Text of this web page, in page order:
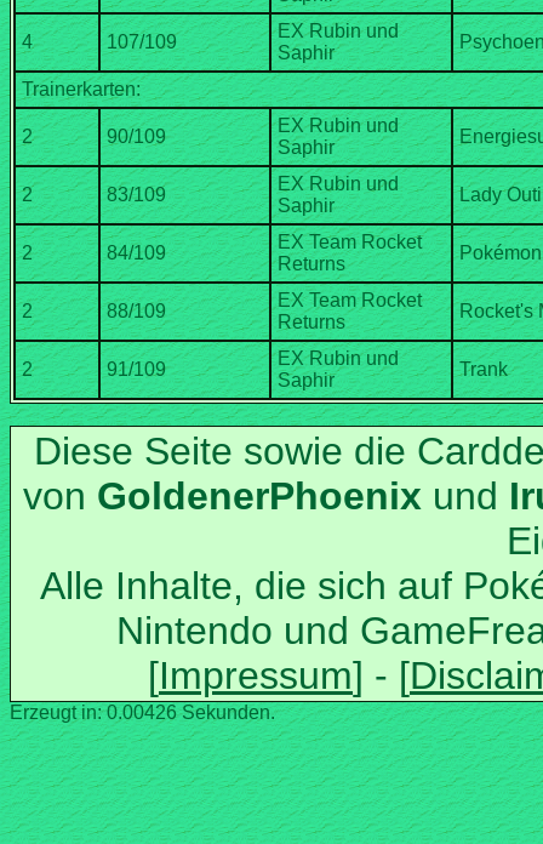
EX Rubin und
EX Rubin und
EX Rubin und
EX Team Rocket
EX Team Rocket
EX Rubin und
Diese Seite sowie die
von
und
Alle Inhalte, die sich auf
Nintendo und
Erzeugt in: 0.00426 Sekunden.